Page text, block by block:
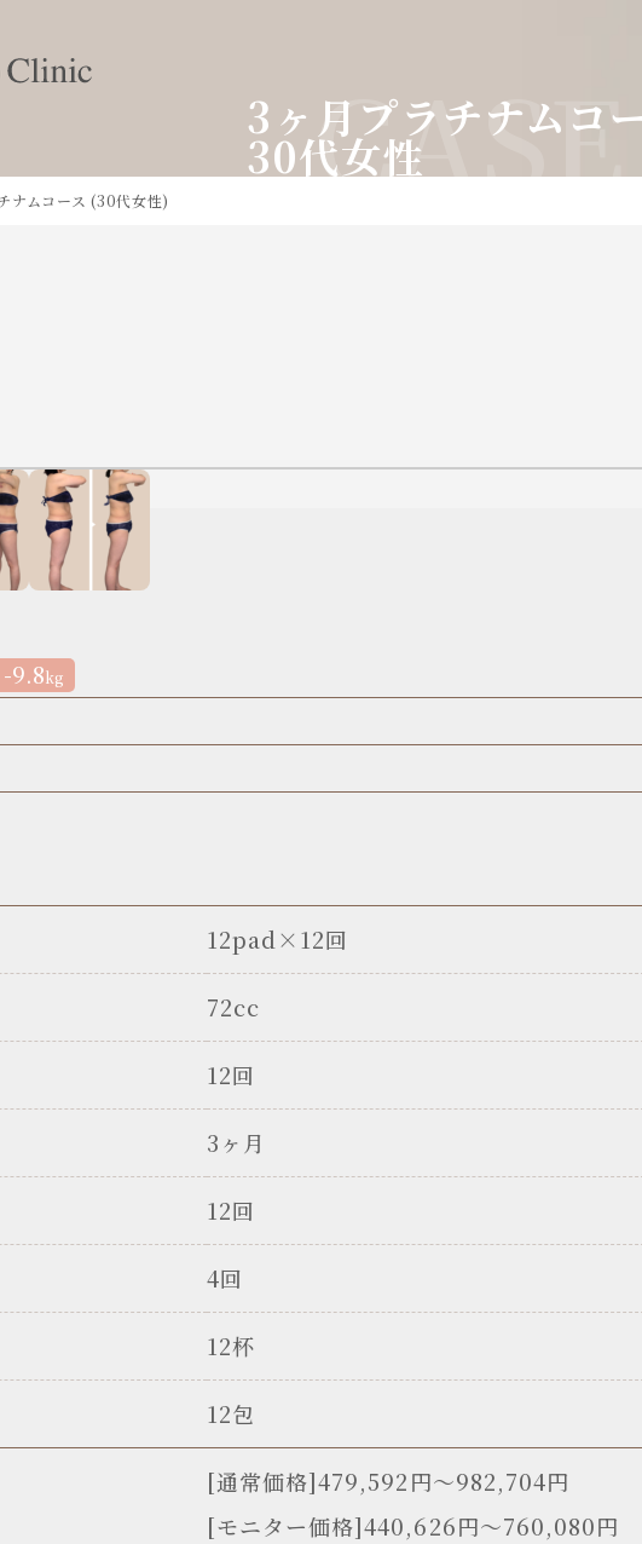
3ヶ月プラチナムコ
30代女性
CASE
ナムコース (30代女性)
-9.8kg
12pad×12回
72cc
12回
3ヶ月
12回
4回
12杯
12包
[通常価格]479,592円〜982,704円
[モニター価格]440,626円～760,080円